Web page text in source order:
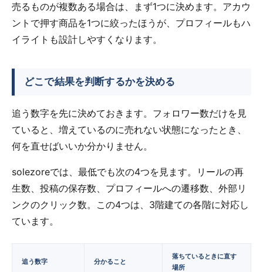
売るものが複数ある場合は、まず1つに決めます。アカウ
ントで押す商品を1つに絞ったほうが、プロフィールもハ
イライトも設計しやすくなります。
どこで結果を判断するかを決める
追う数字を先に決めておきます。フォロワー数だけを見
ていると、増えているのに売れない状態になったとき、
何を直せばいいか分かりません。
solezoreでは、最低でも次の4つを見ます。リールの再
生数、投稿の保存数、プロフィールへの遷移数、外部リ
ンクのクリック数。この4つは、3階建ての各階に対応し
ています。
追う数字 分かること
落ちているときに直す
場所